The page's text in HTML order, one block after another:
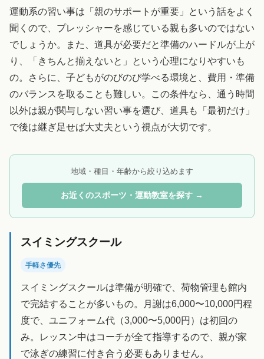
運動系の習い事は「親のサポートが重要」という話をよく
聞くので、プレッシャーを感じている親も多いのではない
でしょうか。また、道具が必要だと準備のハードルが上が
り、「きちんと揃えないと」という心理になりやすいも
の。さらに、子どもがのびのび学べる環境と、費用・準備
のバランスを取ることも難しい。この条件なら、通う時間
以外は親が関与しない習い事を選び、道具も「最初だけ」
で後は継ぎ足せば大丈夫という視点が大切です。
地域・種目・年齢から絞り込めます
お近くのスポーツ・運動教室を探す →
スイミングスクール
手軽さ優先
スイミングスクールは準備が明確で、荷物管理も館内
で完結することが多いもの。月謝は6,000〜10,000円程
度で、ユニフォーム代（3,000〜5,000円）は初回の
み。レッスン中はコーチが全て指導するので、親が家
で泳ぎの練習に付き合う必要もありません。